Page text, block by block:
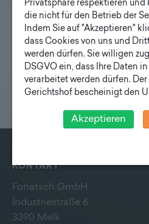
Aluminiummaste
Zur Broschüre
KONTAKT
Fonatsch GmbH
Industriestraße 6
3390 Melk
Privatsphäre respektieren und
die nicht für den Betrieb der
Indem Sie auf "Akzeptieren"
dass Cookies von uns und
werden dürfen. Sie willigen
DSGVO ein, dass Ihre Daten
verarbeitet werden dürfen. Der
Gerichtshof bescheinigt den
Risiko, dass ihre Daten durch
Kontroll- und zu
werden und dagegen keine
Bildschirmrand ein Cookie-
Einwilligung widerrufen und
Datenschutzerklärung
Akzeptieren